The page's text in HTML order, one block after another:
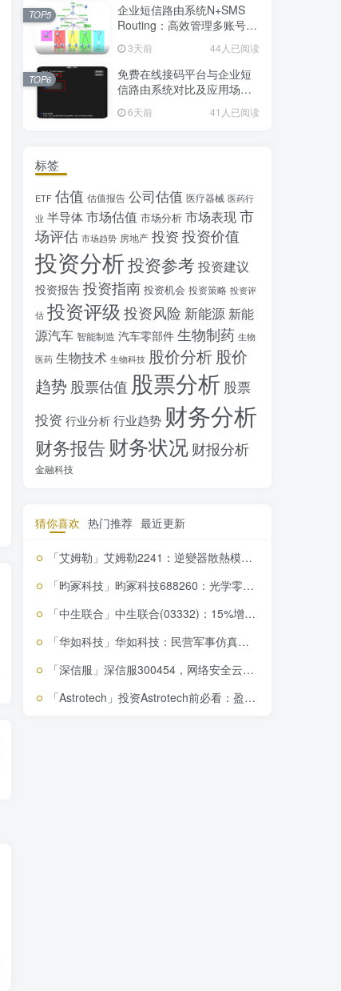
「南极电商」南极电商逆势增长，股价飙升背后的秘密武器！ 「大立科技」大立科技投资价值揭秘：红外芯片领军者的市场布局与未来潜力
企业短信路由系统N+SMS
Routing：高效管理多账号验
3天前 44人已阅读
TOP5
免费在线接码平台与企业短
信路由系统对比及应用场景
详解
6天前 41人已阅读
TOP6
标签
ETF 估值 估值报告 公司估值 医疗器械 医药行
业 半导体市场估值 市场分析 市场表现市
场评估 市场趋势 房地产 投资 投资价值
投资分析投资参考 投资建议
投资报告 投资指南 投资机会 投资策略 投资评
估 投资评级 投资风险 新能源 新能
源汽车 智能制造 汽车零部件 生物制药 生物
医药 生物技术 生物科技 股价分析 股价
趋势 股票估值 股票分析 股票
投资 行业分析 行业趋势 财务分析
财务报告 财务状况财报分析
金融科技
猜你喜欢 热门推荐 最近更新
「艾姆勒」艾姆勒2241：逆變器散熱模組市場霸主，投資價值顯著，你不可錯過的機會！
「昀冢科技」昀冢科技688260：光学零部件创新领导者，盈利挑战下的增长潜力
「中生联合」中生联合(03332)：15%增长潜力，投资机会分析
「华如科技」华如科技：民营军事仿真领先者，盈利下滑背后的投资价值解析
「深信服」深信服300454，网络安全云计算双驱动，盈利难题待解
「Astrotech」投资Astrotech前必看：盈利难题与成长潜力解析